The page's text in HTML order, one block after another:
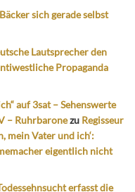
sich gerade selbst
Lautsprecher den
Propaganda
auf 3sat – Sehenswerte
– Ruhrbaronezu Regisseur
mein Vater und ich‘:
eigentlich nicht
erfasst die